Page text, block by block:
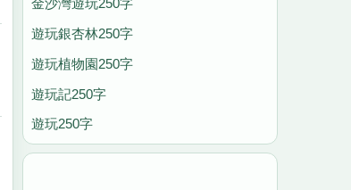
金沙灣遊玩250字
遊玩銀杏林250字
遊玩植物園250字
遊玩記250字
遊玩250字